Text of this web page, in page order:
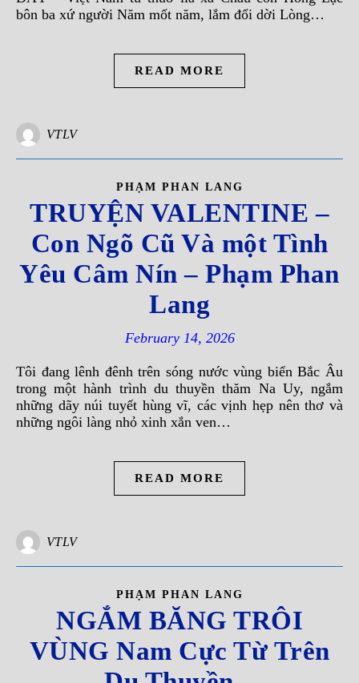
bôn ba xứ người Năm mốt năm, lắm đổi dời Lòng…
READ MORE
VTLV
PHẠM PHAN LANG
TRUYỆN VALENTINE –
Con Ngõ Cũ Và một Tình
Yêu Câm Nín – Phạm Phan
Lang
February 14, 2026
Tôi đang lênh đênh trên sóng nước vùng biển Bắc Âu
trong một hành trình du thuyền thăm Na Uy, ngắm
những dãy núi tuyết hùng vĩ, các vịnh hẹp nên thơ và
những ngôi làng nhỏ xinh xắn ven…
READ MORE
VTLV
PHẠM PHAN LANG
NGẮM BĂNG TRÔI
VÙNG Nam Cực Từ Trên